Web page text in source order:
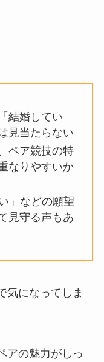
結婚してい
見当たらない
ペア競技の特
なりやすいか
」などの願望
見守る声もあ
気になってしま
アの魅力がしっ